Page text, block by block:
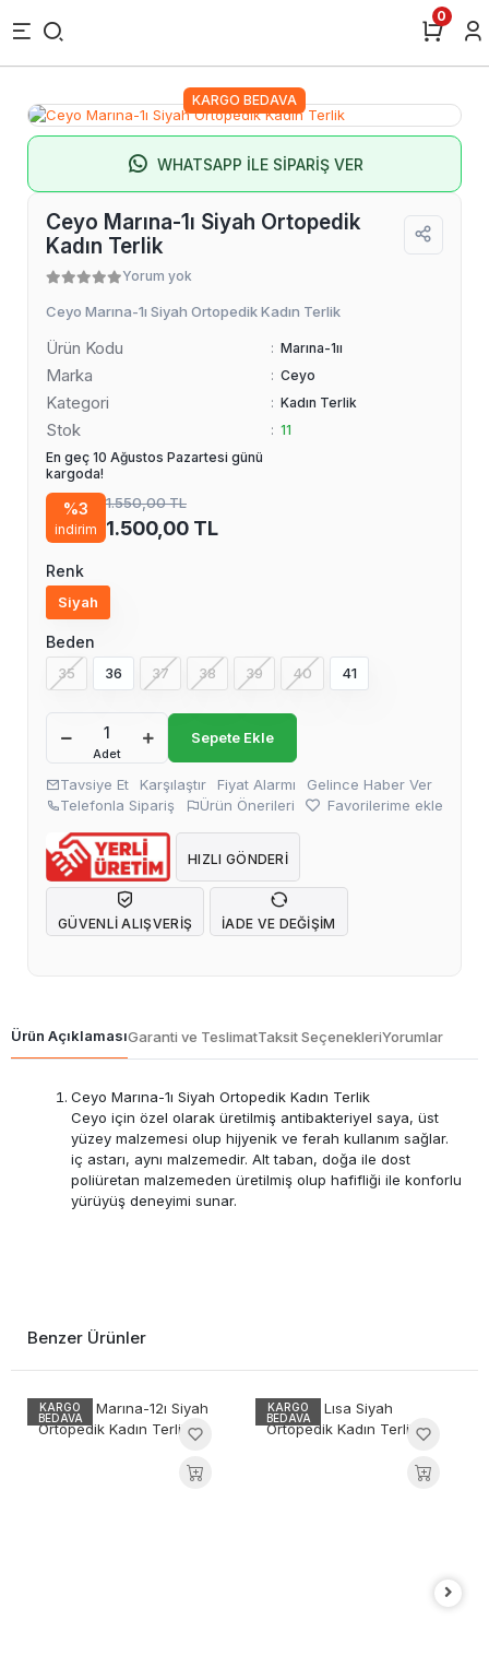
0
KARGO BEDAVA
WHATSAPP İLE SİPARİŞ VER
Ceyo Marına-1ı Siyah Ortopedik
Kadın Terlik
Yorum yok
Ceyo Marına-1ı Siyah Ortopedik Kadın Terlik
Ürün Kodu : Marına-1ıı
Marka : Ceyo
Kategori : Kadın Terlik
Stok : 11
En geç 10 Ağustos Pazartesi günü
kargoda!
%3
indirim
1.550,00 TL
1.500,00 TL
Renk
Siyah
Beden
35 36 37 38 39 40 41
Adet
Sepete Ekle
Tavsiye Et Karşılaştır Fiyat Alarmı
Gelince Haber Ver
Telefonla Sipariş
Ürün Önerileri Favorilerime ekle
HIZLI GÖNDERI
GÜVENLI ALIŞVERIŞ İADE VE DEĞIŞIM
Ürün AçıklamasıGaranti ve TeslimatTaksit SeçenekleriYorumlar
Ceyo Marına-1ı Siyah Ortopedik Kadın Terlik
Ceyo için özel olarak üretilmiş antibakteriyel saya, üst
yüzey malzemesi olup hijyenik ve ferah kullanım sağlar.
iç astarı, aynı malzemedir. Alt taban, doğa ile dost
poliüretan malzemeden üretilmiş olup hafifliği ile konforlu
yürüyüş deneyimi sunar.
Benzer Ürünler
KARGO
BEDAVA
KARGO
BEDAVA